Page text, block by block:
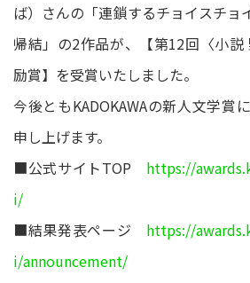
ば）さんの「連鎖するチョイスチョ
帰結」の2作品が、【第12回〈小
励賞】を受賞いたしました。
今後ともKADOKAWAの新人文学賞
申し上げます。
■公式サイトTOP https://
i/
■結果発表ページ https://
i/announcement/